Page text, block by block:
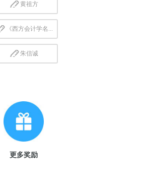
黄祖方
《西方会计学名...
朱信诚
更多奖励